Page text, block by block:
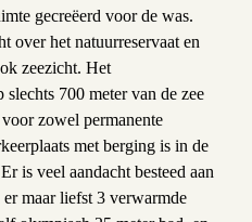
gecreëerd voor de was.
over het natuurreservaat en
zeezicht. Het
700 meter van de zee
zowel permanente
met berging is in de
is veel aandacht besteed aan
maar liefst 3 verwarmde